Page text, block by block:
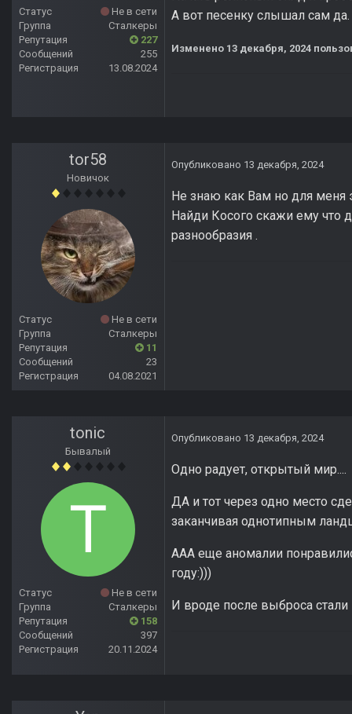
Статус
Не в сети
Группа
Сталкеры
Репутация
227
Сообщений
255
Регистрация
13.08.2024
А вот песенку слышал сам да.
Изменено 13 декабря, 2024
tor58
Новичок
Статус
Не в сети
Группа
Сталкеры
Репутация
11
Сообщений
23
Регистрация
04.08.2021
Опубликовано 13 декабря, 2024
Не знаю как Вам но для меня
Найди Косого скажи ему что
разнообразия .
tonic
Бывалый
Статус
Не в сети
Группа
Сталкеры
Репутация
158
Сообщений
397
Регистрация
20.11.2024
Опубликовано 13 декабря, 2024
Одно радует, открытый мир....
ДА и тот через одно место
заканчивая однотипным
ААА еще аномалии
году:)))
И вроде после выброса